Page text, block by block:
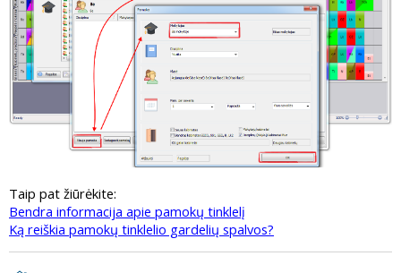
Taip pat žiūrėkite:
Bendra informacija apie pamokų tinklelį
Ką reiškia pamokų tinklelio gardelių spalvos?